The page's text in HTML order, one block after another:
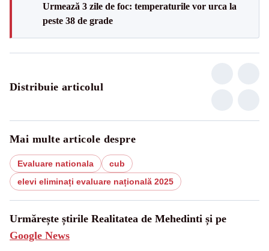
Urmează 3 zile de foc: temperaturile vor urca la
peste 38 de grade
Distribuie articolul
Mai multe articole despre
Evaluare nationala
cub
elevi eliminați evaluare națională 2025
Urmărește știrile Realitatea de Mehedinti și pe
Google News